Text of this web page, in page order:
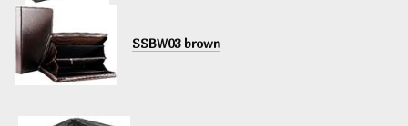
SSBW03 brown